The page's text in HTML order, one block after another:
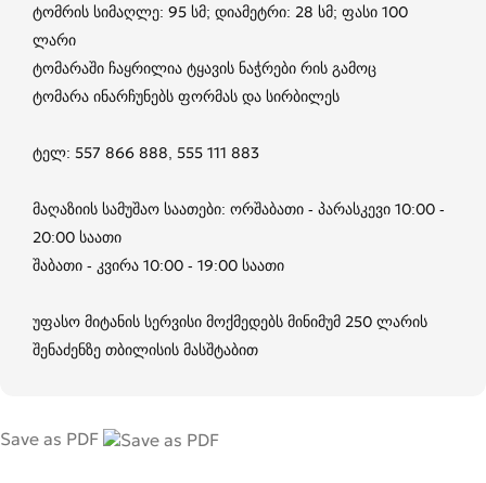
ტომრის სიმაღლე: 95 სმ; დიამეტრი: 28 სმ; ფასი 100
ლარი
ტომარაში ჩაყრილია ტყავის ნაჭრები რის გამოც
ტომარა ინარჩუნებს ფორმას და სირბილეს
ტელ: 557 866 888, 555 111 883
მაღაზიის სამუშაო საათები: ორშაბათი - პარასკევი 10:00 -
20:00 საათი
შაბათი - კვირა 10:00 - 19:00 საათი
უფასო მიტანის სერვისი მოქმედებს მინიმუმ 250 ლარის
შენაძენზე თბილისის მასშტაბით
Save as PDF